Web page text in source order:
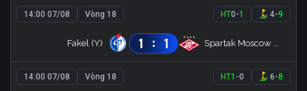
14:00 07/08 Vòng 18 HT0-1 4-9
Fakel (Y) 1 : 1 Spartak Moscow (Y)
14:00 07/08 Vòng 18 HT1 -0 6-8